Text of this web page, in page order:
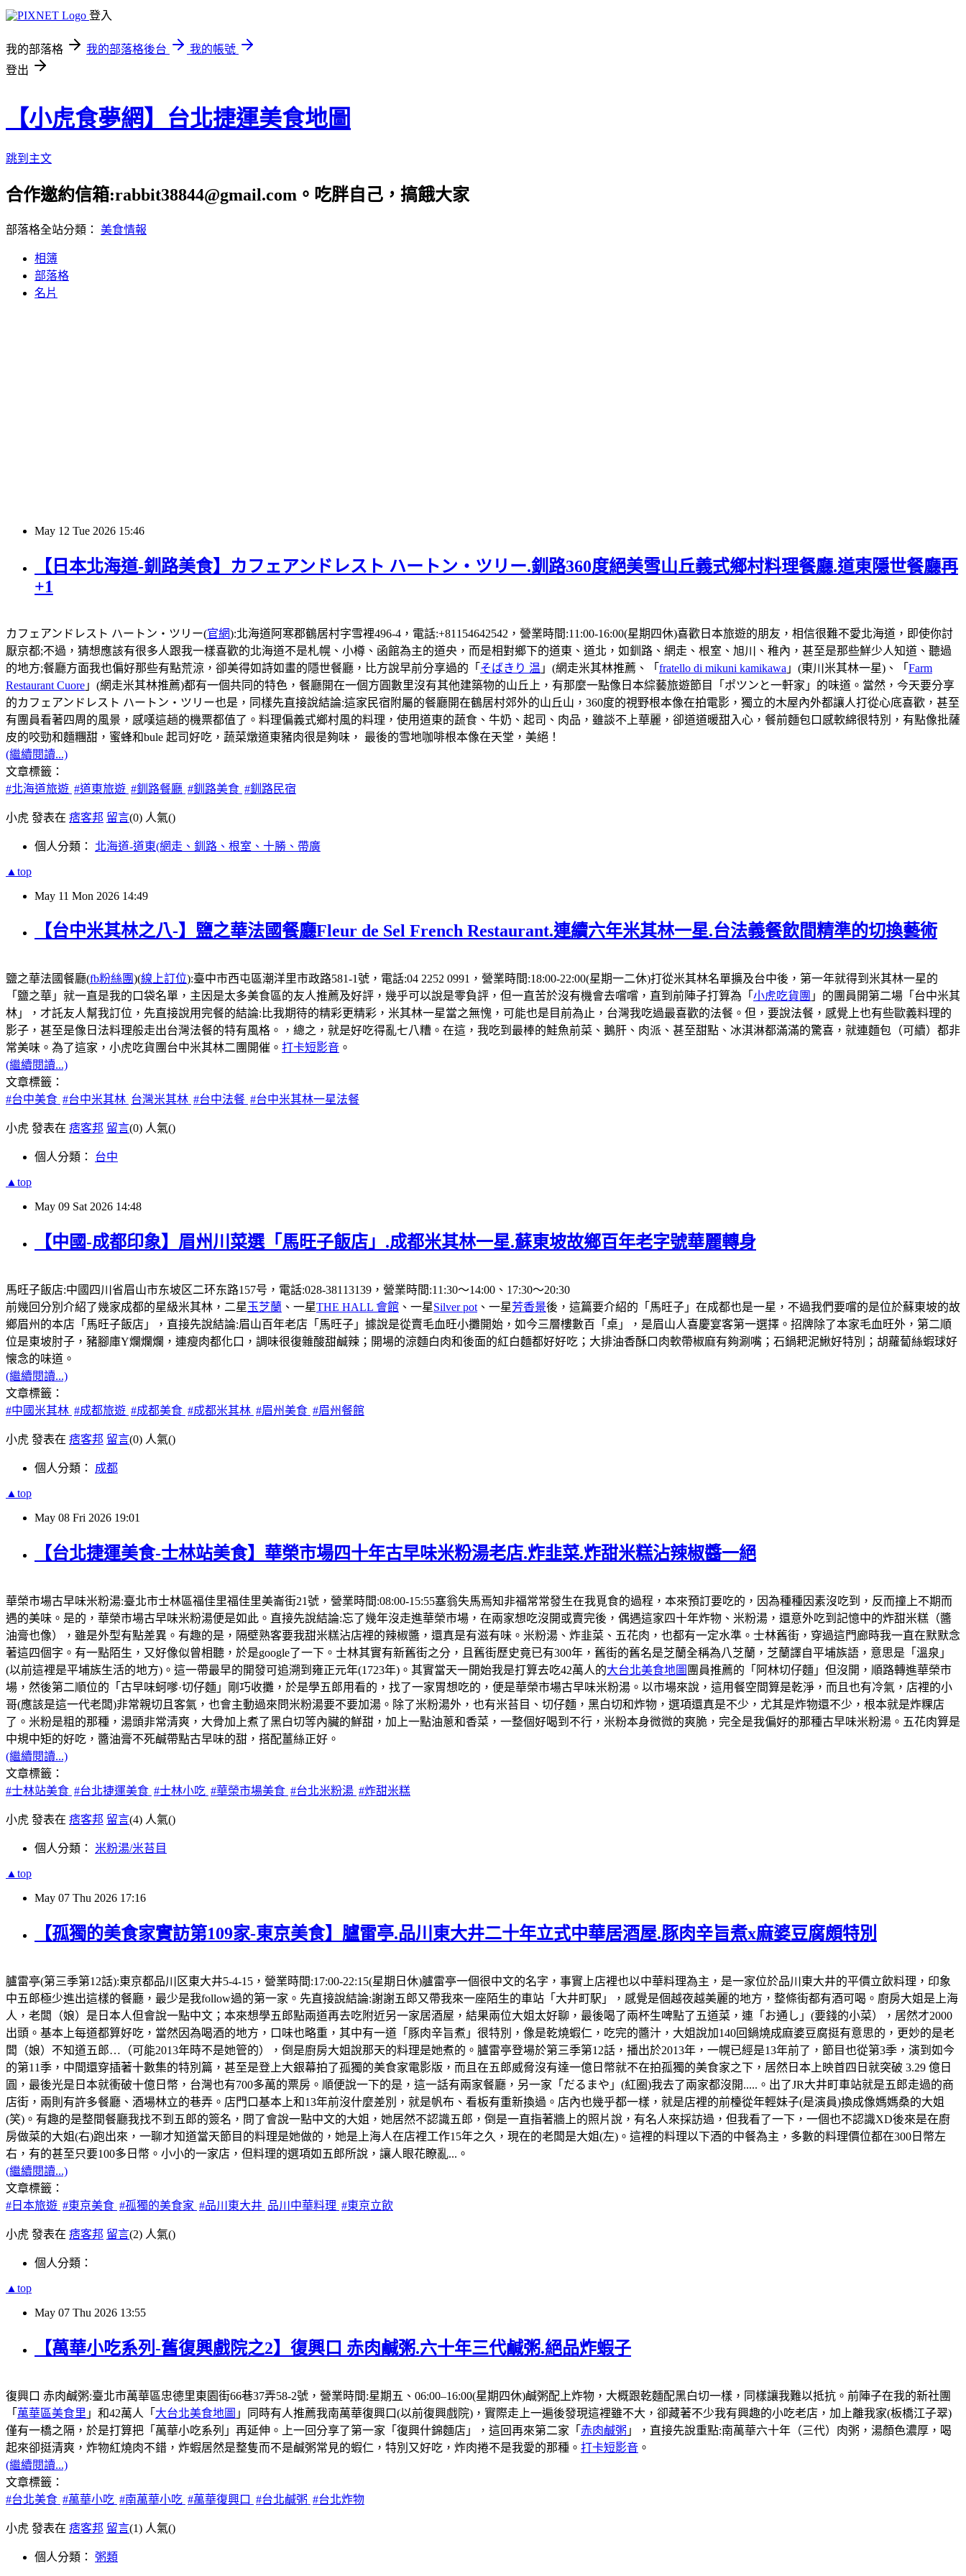
登入
我的部落格 我的部落格後台
我的帳號
登出
【小虎食夢網】台北捷運美食地圖
跳到主文
合作邀約信箱:rabbit38844@gmail.com。吃胖自己，搞餓大家
部落格全站分類： 美食情報
相簿
部落格
名片
May 12 Tue 2026 15:46
【日本北海道-釧路美食】カフェアンドレスト ハートン・ツリー.釧路360度絕美雪山丘義式鄉村料理餐廳.道東隱世餐廳再
+1
カフェアンドレスト ハートン・ツリー(官網):北海道阿寒郡鶴居村字雪裡496-4，電話:+81154642542，營業時間:11:00-16:00(星期四休)喜歡日本旅遊的朋友，相信很難不愛北海道，即使你討
厭京都;不過，猜想應該有很多人跟我一樣喜歡的北海道不是札幌、小樽、函館為主的道央，而是相對鄉下的道東、道北，如釧路、網走、根室、旭川、稚內，甚至是那些鮮少人知道、聽過
的地方;餐廳方面我也偏好那些有點荒涼，卻美得如詩如畫的隱世餐廳，比方說早前分享過的「 そばきり 温 」(網走米其林推薦、「 fratello di mikuni kamikawa 」(東川米其林一星)、「 Farm
Restaurant Cuore 」(網走米其林推薦)都有一個共同的特色，餐廳開在一個方圓數里沒有其他建築物的山丘上，有那麼一點像日本綜藝旅遊節目「ポツンと一軒家」的味道。當然，今天要分享
的カフェアンドレスト ハートン・ツリー也是，同樣先直接說結論:這家民宿附屬的餐廳開在鶴居村郊外的山丘山，360度的視野根本像在拍電影，獨立的木屋內外都讓人打從心底喜歡，甚至
有團員看著四周的風景，感嘆這趟的機票都值了。料理偏義式鄉村風的料理，使用道東的蔬食、牛奶、起司、肉品，雖談不上華麗，卻道道暖甜入心，餐前麵包口感軟綿很特別，有點像批薩
皮的咬勁和麵糰甜，蜜蜂和bule 起司好吃，蔬菜燉道東豬肉很是夠味， 最後的雪地咖啡根本像在天堂，美絕！
(繼續閱讀...)
文章標籤：
#北海道旅遊 #道東旅遊 #釧路餐廳 #釧路美食 #釧路民宿
小虎 發表在 痞客邦 留言(0) 人氣()
個人分類： 北海道-道東(網走、釧路、根室、十勝、帶廣
▲top
May 11 Mon 2026 14:49
【台中米其林之八-】鹽之華法國餐廳Fleur de Sel French Restaurant.連續六年米其林一星.台法義餐飲間精準的切換藝術
鹽之華法國餐廳(fb粉絲團)(線上訂位):臺中市西屯區潮洋里市政路581-1號，電話:04 2252 0991，營業時間:18:00-22:00(星期一二休)打從米其林名單擴及台中後，第一年就得到米其林一星的
「鹽之華」就一直是我的口袋名單，主因是太多美食區的友人推薦及好評，幾乎可以說是零負評，但一直苦於沒有機會去嚐嚐，直到前陣子打算為「 小虎吃貨團 」的團員開第二場「台中米其
林」，才託友人幫我訂位，先直接說用完餐的結論:比我期待的精彩更精彩，米其林一星當之無愧，可能也是目前為止，台灣我吃過最喜歡的法餐。但，要說法餐，感覺上也有些歐義料理的
影子，甚至是像日法料理般走出台灣法餐的特有風格。，總之，就是好吃得亂七八糟。在這，我吃到最棒的鮭魚前菜、鵝肝、肉派、甚至甜點、冰淇淋都滿滿的驚喜，就連麵包（可續）都非
常美味。為了這家，小虎吃貨團台中米其林二團開催。 打卡短影音 。
(繼續閱讀...)
文章標籤：
#台中美食 #台中米其林 台灣米其林 #台中法餐 #台中米其林一星法餐
小虎 發表在 痞客邦 留言(0) 人氣()
個人分類： 台中
▲top
May 09 Sat 2026 14:48
【中國-成都印象】眉州川菜選「馬旺子飯店」.成都米其林一星.蘇東坡故鄉百年老字號華麗轉身
馬旺子飯店:中國四川省眉山市东坡区二环东路157号，電話:028-38113139，營業時間:11:30〜14:00、17:30〜20:30
前幾回分別介紹了幾家成都的星級米其林，二星 玉芝蘭 、一星THE HALL 會館 、一星Silver pot 、一星芳香景後，這篇要介紹的「馬旺子」在成都也是一星，不過我們要嚐的是位於蘇東坡的故
鄉眉州的本店「馬旺子飯店」，直接先說結論:眉山百年老店「馬旺子」據說是從賣毛血旺小攤開始，如今三層樓數百「桌」，是眉山人喜慶宴客第一選擇。招牌除了本家毛血旺外，第二順
位是東坡肘子，豬腳庫Y爛爛爛，連瘦肉都化口，調味很復雜酸甜鹹辣；開場的涼麵白肉和後面的紅白麵都好好吃；大排油香酥口肉軟帶椒麻有夠涮嘴；石鍋耙泥鰍好特別；胡蘿蔔絲蝦球好
懐念的味道。
(繼續閱讀...)
文章標籤：
#中國米其林 #成都旅遊 #成都美食 #成都米其林 #眉州美食 #眉州餐館
小虎 發表在 痞客邦 留言(0) 人氣()
個人分類： 成都
▲top
May 08 Fri 2026 19:01
【台北捷運美食-士林站美食】華榮市場四十年古早味米粉湯老店.炸韭菜.炸甜米糕沾辣椒醬一絕
華榮市場古早味米粉湯:臺北市士林區福佳里福佳里美崙街21號，營業時間:08:00-15:55塞翁失馬焉知非福常常發生在我覓食的過程，本來預訂要吃的，因為種種因素沒吃到，反而撞上不期而
遇的美味。是的，華榮市場古早味米粉湯便是如此。直接先說結論:忘了幾年沒走進華榮市場，在兩家想吃沒開或賣完後，偶遇這家四十年炸物、米粉湯，還意外吃到記憶中的炸甜米糕（醬
油膏也像），雖是外型有點差異。有趣的是，隔壁熟客要我甜米糕沾店裡的辣椒醬，還真是有滋有味。米粉湯、炸韭菜、五花肉，也都有一定水準。士林舊街，穿過這門廊時我一直在默默念
著這四個字。有一點陌生，又好像似曾相聽，於是google了一下。士林其實有新舊街之分，且舊街歷史竟已有300年，舊街的舊名是芝蘭全稱為八芝蘭，芝蘭譯自平埔族語，意思是「溫泉」
(以前這裡是平埔族生活的地方)。這一帶最早的開發可追溯到雍正元年(1723年)。其實當天一開始我是打算去吃42萬人的大台北美食地圖 團員推薦的「阿林切仔麵」但沒開，順路轉進華榮市
場，然後第二順位的「古早味蚵嗲·切仔麵」剛巧收攤，於是學五郎用看的，找了一家胃想吃的，便是華榮市場古早味米粉湯。以市場來說，這用餐空間算是乾淨，而且也有冷氣，店裡的小
哥(應該是這一代老闆)非常親切且客氣，也會主動過來問米粉湯要不要加湯。除了米粉湯外，也有米苔目、切仔麵，黑白切和炸物，選項還真是不少，尤其是炸物還不少，根本就是炸粿店
了。米粉是粗的那種，湯頭非常清爽，大骨加上煮了黑白切等內臟的鮮甜，加上一點油蔥和香菜，一整個好喝到不行，米粉本身微微的爽脆，完全是我偏好的那種古早味米粉湯。五花肉算是
中規中矩的好吃，醬油膏不死鹹帶點古早味的甜，搭配薑絲正好。
(繼續閱讀...)
文章標籤：
#士林站美食 #台北捷運美食 #士林小吃 #華榮市場美食 #台北米粉湯 #炸甜米糕
小虎 發表在 痞客邦 留言(4) 人氣()
個人分類： 米粉湯/米苔目
▲top
May 07 Thu 2026 17:16
【孤獨的美食家實訪第109家-東京美食】臚雷亭.品川東大井二十年立式中華居酒屋.豚肉辛旨煮x麻婆豆腐頗特別
臚雷亭(第三季第12話):東京都品川区東大井5-4-15，營業時間:17:00-22:15(星期日休)臚雷亭一個很中文的名字，事實上店裡也以中華料理為主，是一家位於品川東大井的平價立飲料理，印象
中五郎極少進出這樣的餐廳，最少是我follow過的第一家。先直接說結論:謝謝五郎又帶我來一座陌生的車站「大井町駅」，感覺是個越夜越美麗的地方，整條街都有酒可喝。廚房大姐是上海
人，老闆（娘）是日本人但會說一點中文；本來想學五郎點兩道再去吃附近另一家居酒屋，結果兩位大姐太好聊，最後喝了兩杯生啤點了五道菜，連「お通し」(要錢的小菜），居然才2000
出頭。基本上每道都算好吃，當然因為喝酒的地方，口味也略重，其中有一道「豚肉辛旨煮」很特別，像是乾燒蝦仁，吃完的醬汁，大姐說加140回鍋燒成麻婆豆腐挺有意思的，更妙的是老
闆（娘）不知道五郎…（可能2013年時不是她管的），倒是廚房大姐說那天的料理是她煮的。臚雷亭登場於第三季第12話，播出於2013年，一幌已經是13年前了，節目也從第3季，演到如今
的第11季，中間還穿插著十數集的特別篇，甚至是登上大銀幕拍了孤獨的美食家電影版，而且在五郎威脅沒有達一億日幣就不在拍孤獨的美食家之下，居然日本上映首四日就突破 3.29 億日
圓，最後光是日本就衝破十億日幣，台灣也有700多萬的票房。順便說一下的是，這一話有兩家餐廳，另一家「だるまや」(紅圈)我去了兩家都沒開.....。出了JR大井町車站就是五郎走過的商
店街，兩則有許多餐廳、酒場林立的巷弄。店門口基本上和13年前沒什麼差別，就是帆布、看板有重新換過。店內也幾乎都一樣，就是店裡的前檯從年輕妹子(是演員)換成像媽媽桑的大姐
(笑)。有趣的是整間餐廳我找不到五郎的簽名，問了會說一點中文的大姐，她居然不認識五郎，倒是一直指著牆上的照片說，有名人來採訪過，但我看了一下，一個也不認識XD後來是在廚
房做菜的大姐(右)跑出來，一聊才知道當天節目的料理是她做的，她是上海人在店裡工作15年之久，現在的老闆是大姐(左)。這裡的料理以下酒的中餐為主，多數的料理價位都在300日幣左
右，有的甚至只要100多日幣。小小的一家店，但料理的選項如五郎所說，讓人眼花瞭亂...。
(繼續閱讀...)
文章標籤：
#日本旅遊 #東京美食 #孤獨的美食家 #品川東大井 品川中華料理 #東京立飲
小虎 發表在 痞客邦 留言(2) 人氣()
個人分類：
▲top
May 07 Thu 2026 13:55
【萬華小吃系列-舊復興戲院之2】復興口 赤肉鹹粥.六十年三代鹹粥.絕品炸蝦子
復興口 赤肉鹹粥:臺北市萬華區忠德里東園街66巷37弄58-2號，營業時間:星期五、06:00–16:00(星期四休)鹹粥配上炸物，大概跟乾麵配黑白切一樣，同樣讓我難以抵抗。前陣子在我的新社團
「 萬華區美食里 」和42萬人「 大台北美食地圖 」同時有人推薦我南萬華復興口(以前復興戲院)，實際走上一遍後發現這裡雖不大，卻藏著不少我有興趣的小吃老店，加上離我家(板橋江子翠)
僅有一橋之隔，於是打算把「萬華小吃系列」再延伸。上一回分享了第一家「復興什錦麵店」，這回再來第二家「 赤肉鹹粥 」，直接先說重點:南萬華六十年（三代）肉粥，湯顏色濃厚，喝
起來卻挺清爽，炸物紅燒肉不錯，炸蝦居然是整隻而不是鹹粥常見的蝦仁，特別又好吃，炸肉捲不是我愛的那種。 打卡短影音 。
(繼續閱讀...)
文章標籤：
#台北美食 #萬華小吃 #南萬華小吃 #萬華復興口 #台北鹹粥 #台北炸物
小虎 發表在 痞客邦 留言(1) 人氣()
個人分類： 粥類